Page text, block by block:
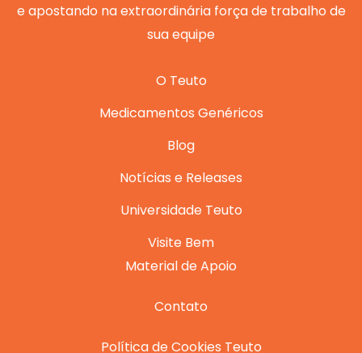
e apostando na extraordinária força de trabalho de
sua equipe
O Teuto
Medicamentos Genéricos
Blog
Notícias e Releases
Universidade Teuto
Visite Bem
Material de Apoio
Contato
Política de Cookies Teuto